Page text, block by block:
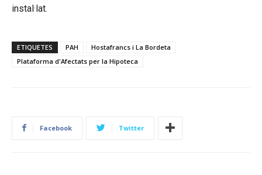
instal·lat.
ETIQUETES PAH
Hostafrancs i La Bordeta
Plataforma d'Afectats per la Hipoteca
Facebook Twitter